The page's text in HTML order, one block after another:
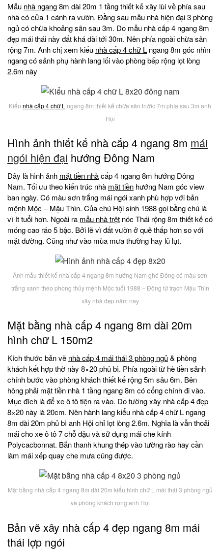
Mẫu nhà ngang8m dài 20m 1 tầng thiết kế xây lùi về phía sau
nhà có cửa 1 cánh ra vườn. Đằng sau mẫu nhà hiện đại 3 phòng
ngủ có chừa khoảng sân sau 3m. Do mẫu nhà cấp 4 ngang 8m
đẹp mái thái này đất khá dài tới 30m. Nên phía ngoài chừa sân
rộng 7m. Anh chị xem kiểu nhà cấp 4 chữ L ngang 8m góc nhìn
ngang có sảnh phụ hành lang lối vào phòng bếp rộng lọt lòng
2.6m này
Kiểu nhà cấp 4 chữ L ngang 8m thiết kế chừa sân trước 7m phía sau 3m anh
Hội
Hình ảnh thiết kế nhà cấp 4 ngang 8m mái
ngói hiện đại hướng Đông Nam
Đây là hình ảnh mặt tiền nhàcấp 4 ngang 8m hướng Đông
Nam. Tối ưu theo kiến trúc nhà mặt tiền hướng Nam góc view
ban ngày. Có màu sơn trắng mái ngói xanh phù hợp với bản
mệnh Mộc – Mậu Thìn. Của chú Hội sinh 1988 gọi bằng chú là
vì ít tuổi hơn. Ngoài ra mẫu nhà trệt nóc Thái rộng 8m thiết kế có
móng cao ráo 5 bậc. Bởi lẽ vì đất vườn ở quê thấp hơn so với
mặt đường. Cũng như vào mùa mưa thường hay lũ lụt.
Ảnh mẫu thiết kế nhà cấp 4 ngang 8m hướng Nam ghé Đông có màu sơn
trắng xanh theo phong thủy mệnh Mộc tuổi 1988 – Đông tứ trạch Mậu Thìn
xây nhà đẹp năm nay
Mặt bằng nhà cấp 4 ngang 8m dài 20m
hình chữ L 150m2
Kích thước bản vẽ nhà cấp 4 mái thái 3 phòng ngủ& phòng
khách kết hợp thờ này 8×20 phủ bì. Phía ngoài từ hè tiền sảnh
chính bước vào phòng khách thiết kế rộng 5m sâu 6m. Bên
hông phải mặt tiền nhà 1 tầng ngang 8m có cổng chính đi vào.
Mục đích là để xe ô tô tiện ra vào. Do tường xây nhà cấp 4 đẹp
8×20 này là 20cm. Nên hành lang kiểu nhà cấp 4 chữ L ngang
8m dài 20m phủ bì anh Hội chỉ lọt lòng 2.6m. Nghĩa là vẫn thoải
mái cho xe ô tô 7 chỗ đậu và sử dụng mái che kính
Polycacbonnat. Bắn thanh khung thép vào tường rào hay cần
làm mái xếp quay che mưa cũng được.
Mặt bằng nhà cấp 4 ngang 8m dài 20m kiểu hình chữ L mái thái 3 phòng ngủ
và phòng khách rộng anh Hội
Bản vẽ xây nhà cấp 4 đẹp ngang 8m mái
thái lợp ngói